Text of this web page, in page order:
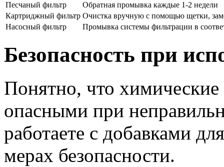
Песчаный фильтр
Обратная промывка каждые 1-2 недели
Картриджный фильтр Очистка вручную с помощью щетки,
Насосный фильтр
Промывка системы фильтрации в
Безопасность при
Понятно, что
опасными при
работаете с добавками
мерах безопасности.